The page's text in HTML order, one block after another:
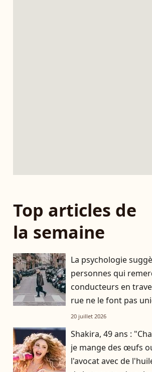
Top articles de
la semaine
La psychologie
personnes qui
conducteurs en
rue ne le font pas
par gratitude
20 juillet 2026
Shakira, 49 ans :
je mange des œufs
l'avocat avec de